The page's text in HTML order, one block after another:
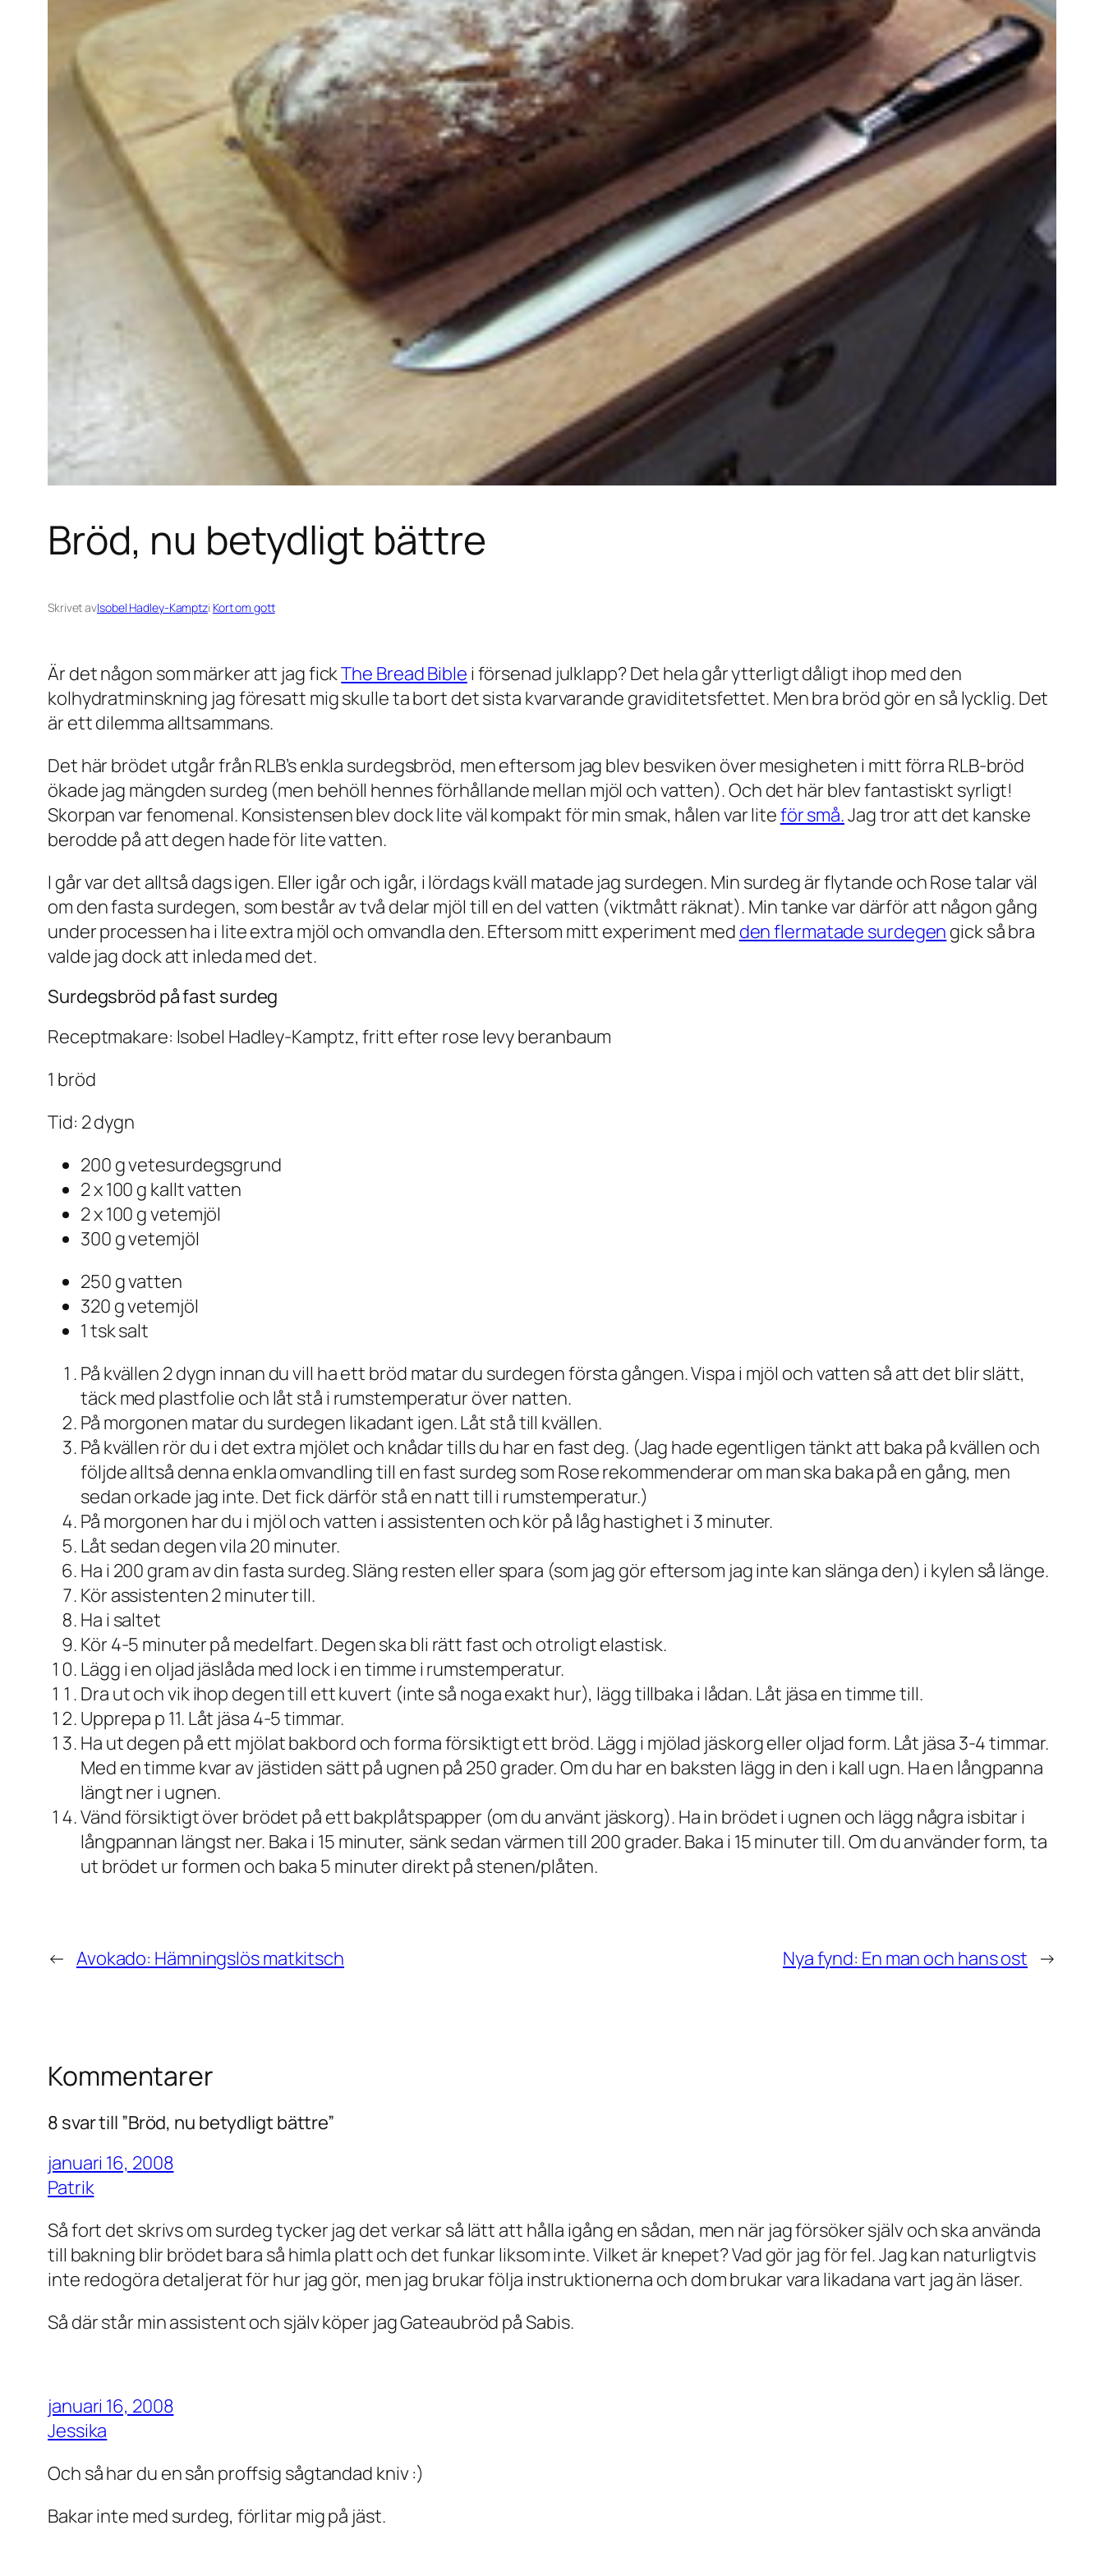
Bröd, nu betydligt bättre
Skrivet avIsobel Hadley-Kamptzi Kort om gott
Är det någon som märker att jag fickThe Bread Bible i försenad julklapp? Det hela går ytterligt dåligt ihop med den
kolhydratminskning jag föresatt mig skulle ta bort det sista kvarvarande graviditetsfettet. Men bra bröd gör en så lycklig. Det
är ett dilemma alltsammans.
Det här brödet utgår från RLB’s enkla surdegsbröd, men eftersom jag blev besviken över mesigheten i mitt förra RLB-bröd
ökade jag mängden surdeg (men behöll hennes förhållande mellan mjöl och vatten). Och det här blev fantastiskt syrligt!
Skorpan var fenomenal. Konsistensen blev dock lite väl kompakt för min smak, hålen var liteför små.Jag tror att det kanske
berodde på att degen hade för lite vatten.
I går var det alltså dags igen. Eller igår och igår, i lördags kväll matade jag surdegen. Min surdeg är flytande och Rose talar väl
om den fasta surdegen, som består av två delar mjöl till en del vatten (viktmått räknat). Min tanke var därför att någon gång
under processen ha i lite extra mjöl och omvandla den. Eftersom mitt experiment med den flermatade surdegen gick så bra
valde jag dock att inleda med det.
Surdegsbröd på fast surdeg
Receptmakare: Isobel Hadley-Kamptz, fritt efter rose levy beranbaum
1 bröd
Tid: 2 dygn
200 g vetesurdegsgrund
2 x 100 g kallt vatten
2 x 100 g vetemjöl
300 g vetemjöl
250 g vatten
320 g vetemjöl
1 tsk salt
På kvällen 2 dygn innan du vill ha ett bröd matar du surdegen första gången. Vispa i mjöl och vatten så att det blir slätt,
täck med plastfolie och låt stå i rumstemperatur över natten.
På morgonen matar du surdegen likadant igen. Låt stå till kvällen.
På kvällen rör du i det extra mjölet och knådar tills du har en fast deg. (Jag hade egentligen tänkt att baka på kvällen och
följde alltså denna enkla omvandling till en fast surdeg som Rose rekommenderar om man ska baka på en gång, men
sedan orkade jag inte. Det fick därför stå en natt till i rumstemperatur.)
På morgonen har du i mjöl och vatten i assistenten och kör på låg hastighet i 3 minuter.
Låt sedan degen vila 20 minuter.
Ha i 200 gram av din fasta surdeg. Släng resten eller spara (som jag gör eftersom jag inte kan slänga den) i kylen så länge.
Kör assistenten 2 minuter till.
Ha i saltet
Kör 4-5 minuter på medelfart. Degen ska bli rätt fast och otroligt elastisk.
Lägg i en oljad jäslåda med lock i en timme i rumstemperatur.
Dra ut och vik ihop degen till ett kuvert (inte så noga exakt hur), lägg tillbaka i lådan. Låt jäsa en timme till.
Upprepa p 11. Låt jäsa 4-5 timmar.
Ha ut degen på ett mjölat bakbord och forma försiktigt ett bröd. Lägg i mjölad jäskorg eller oljad form. Låt jäsa 3-4 timmar.
Med en timme kvar av jästiden sätt på ugnen på 250 grader. Om du har en baksten lägg in den i kall ugn. Ha en långpanna
längt ner i ugnen.
Vänd försiktigt över brödet på ett bakplåtspapper (om du använt jäskorg). Ha in brödet i ugnen och lägg några isbitar i
långpannan längst ner. Baka i 15 minuter, sänk sedan värmen till 200 grader. Baka i 15 minuter till. Om du använder form, ta
ut brödet ur formen och baka 5 minuter direkt på stenen/plåten.
← Avokado: Hämningslös matkitsch Nya fynd: En man och hans ost →
Kommentarer
8 svar till ”Bröd, nu betydligt bättre”
januari 16, 2008
Patrik
Så fort det skrivs om surdeg tycker jag det verkar så lätt att hålla igång en sådan, men när jag försöker själv och ska använda
till bakning blir brödet bara så himla platt och det funkar liksom inte. Vilket är knepet? Vad gör jag för fel. Jag kan naturligtvis
inte redogöra detaljerat för hur jag gör, men jag brukar följa instruktionerna och dom brukar vara likadana vart jag än läser.
Så där står min assistent och själv köper jag Gateaubröd på Sabis.
januari 16, 2008
Jessika
Och så har du en sån proffsig sågtandad kniv :)
Bakar inte med surdeg, förlitar mig på jäst.